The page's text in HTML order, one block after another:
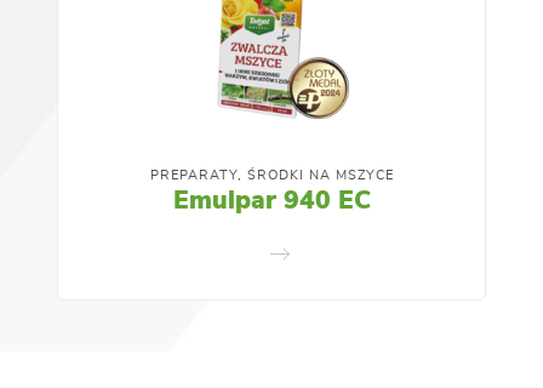
PREPARATY, ŚRODKI NA MSZYCE
Emulpar 940 EC